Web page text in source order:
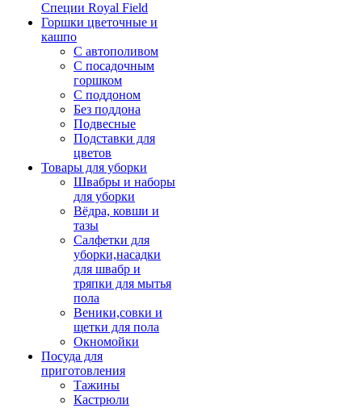
Специи Royal Field
Горшки цветочные и
кашпо
С автополивом
С посадочным
горшком
С поддоном
Без поддона
Подвесные
Подставки для
цветов
Товары для уборки
Швабры и наборы
для уборки
Вёдра, ковши и
тазы
Салфетки для
уборки,насадки
для швабр и
тряпки для мытья
пола
Веники,совки и
щетки для пола
Окномойки
Посуда для
приготовления
Тажины
Кастрюли